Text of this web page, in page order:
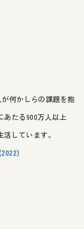
何かしらの課題を抱
あたる900万人以上
しています。